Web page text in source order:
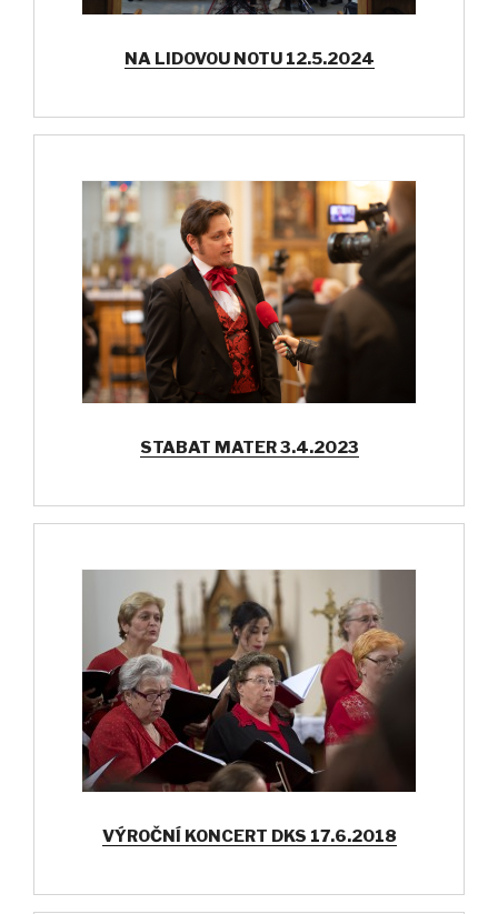
NA LIDOVOU NOTU 12.5.2024
STABAT MATER 3.4.2023
VÝROČNÍ KONCERT DKS 17.6.2018